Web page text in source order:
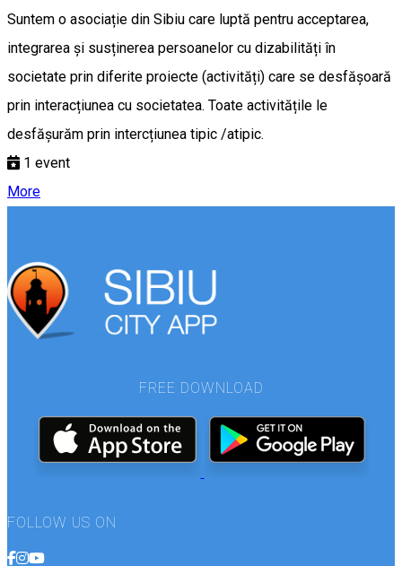
Suntem o asociație din Sibiu care luptă pentru acceptarea,
integrarea și susținerea persoanelor cu dizabilități în
societate prin diferite proiecte (activități) care se desfășoară
prin interacțiunea cu societatea. Toate activitățile le
desfășurăm prin intercțiunea tipic /atipic.
1 event
More
FREE DOWNLOAD
FOLLOW US ON